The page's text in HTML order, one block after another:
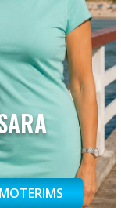
MOTERIMS